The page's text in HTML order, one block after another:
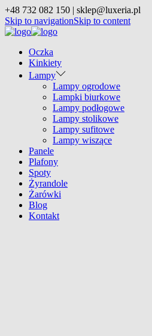
+48 732 082 150 | sklep@luxeria.pl
Skip to navigationSkip to content
Oczka
Kinkiety
Lampy
Lampy ogrodowe
Lampki biurkowe
Lampy podłogowe
Lampy stolikowe
Lampy sufitowe
Lampy wiszące
Panele
Plafony
Spoty
Żyrandole
Żarówki
Blog
Kontakt